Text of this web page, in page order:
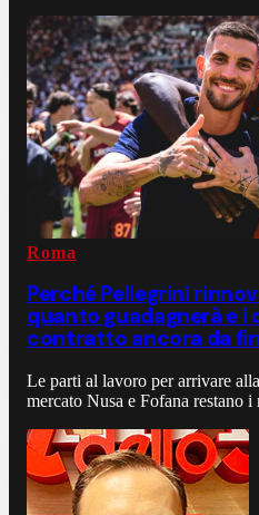
Roma
Perché Pellegrini
quanto guadagnerà e i
contratto ancora da
Le parti al lavoro per arrivare
mercato Nusa e Fofana restano